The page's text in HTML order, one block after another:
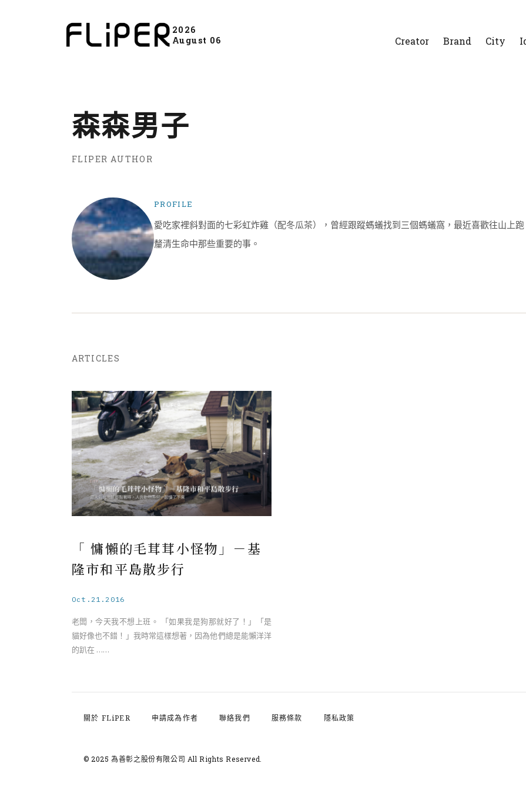
2026
August 06
Creator Brand City
森森男子
FLIPER AUTHOR
PROFILE
愛吃家裡斜對面的七彩虹炸雞（配冬瓜茶），曾經跟蹤螞蟻找到三個螞蟻窩，最近喜歡往山上
釐清生命中那些重要的事。
ARTICLES
「 慵懶的毛茸茸小怪物」－基
隆市和平島散步行
Oct.21.2016
老闆，今天我不想上班。 「如果我是狗那就好了！」「是
貓好像也不錯！」我時常這樣想著，因為他們總是能懶洋洋
的趴在 ……
關於 FLiPER 申請成為作者 聯絡我們 服務條款 隱私政策
© 2025 為善彰之股份有限公司 All Rights Reserved.